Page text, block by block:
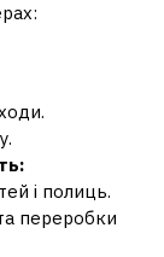
і полиць.
переробки